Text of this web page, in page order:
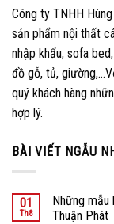
Công ty TNHH
sản phẩm nội thất
nhập khẩu, sofa
đồ gỗ, tủ,
quý khách hàng
hợp lý.
BÀI VIẾT NGẪU
01
Th8
Những mẫu
Thuận Phát